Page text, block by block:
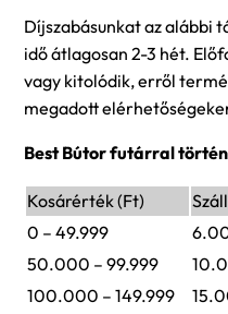
Díjszabásunkat az alábbi
idő átlagosan 2-3 hét.
vagy kitolódik, erről
megadott
Best Bútor futárral
Kosárérték (Ft)
0 – 49.999
50.000 – 99.999
100.000 – 149.999